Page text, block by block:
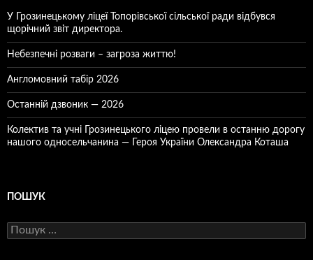
У Грозинецькому ліцеї Топорівської сільської ради відбувся
щорічний звіт директора.
Небезпечні розваги – загроза життю!
Англомовний табір 2026
Останній дзвоник — 2026
Колектив та учні Грозинецького ліцею провели в останню дорогу
нашого односельчанина — Героя України Олександра Коташа
ПОШУК
Пошук: